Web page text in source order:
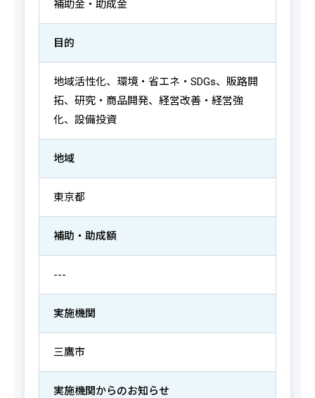
補助金・助成金
目的
地域活性化、環境・省エネ・SDGs、販路開
拓、研究・商品開発、経営改善・経営強
化、設備投資
地域
東京都
補助・助成額
---
実施機関
三鷹市
実施機関からのお知らせ